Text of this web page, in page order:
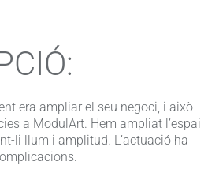
era ampliar el seu negoci, i això
a ModulArt. Hem ampliat l’espai
li llum i amplitud. L’actuació ha